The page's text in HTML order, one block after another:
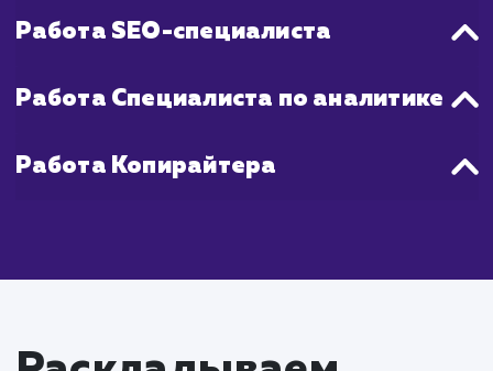
стабильное повышение продаж, как
на Яндекс Маркете.
Что входит в стоимость